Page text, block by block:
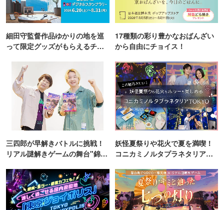
細田守監督作品ゆかりの地を巡
って限定グッズがもらえるチャ
17種類の彩り豊かなおばんざい
から自由にチョイス！
三四郎が早解きバトルに挑戦！
リアル謎解きゲームの舞台"錦糸
妖怪夏祭りや花火で夏を満喫！
コニカミノルタプラネタリア